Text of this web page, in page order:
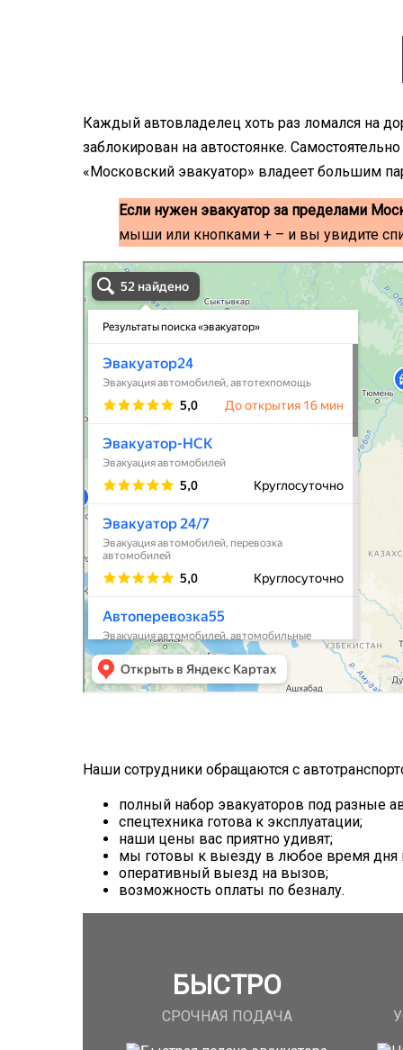
Каждый автовладелец хоть раз ломался на
заблокирован на автостоянке.
«Московский эвакуатор» владеет большим
Если нужен эвакуатор за пределами
мыши или кнопками + – и вы увидите
эвакуаторы на карте
Волоколамск
Наши сотрудники обращаются с
полный набор эвакуаторов под разные
спецтехника готова к эксплуатации;
наши цены вас приятно удивят;
мы готовы к выезду в любое время дня
оперативный выезд на вызов;
возможность оплаты по безналу.
БЫСТРО
СРОЧНАЯ ПОДАЧА